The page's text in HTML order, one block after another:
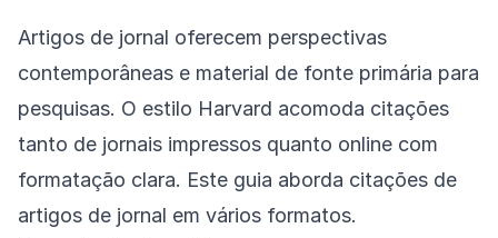
Artigos de jornal oferecem perspectivas
contemporâneas e material de fonte primária para
pesquisas. O estilo Harvard acomoda citações
tanto de jornais impressos quanto online com
formatação clara. Este guia aborda citações de
artigos de jornal em vários formatos.